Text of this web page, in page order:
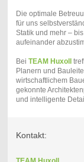
Die optimale
für uns
Statik und mehr –
aufeinander
Bei TEAM Huxoll
Planern und
wirtschaftlichem
gekonnte
und intelligente
Kontakt: